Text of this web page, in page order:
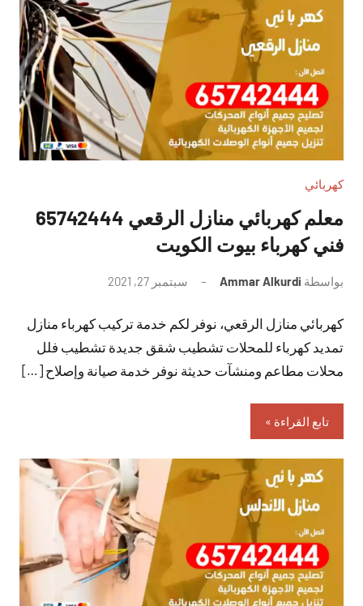
كهربائي
معلم كهربائي منازل الرقعي 65742444
فني كهرباء بيوت الكويت
بواسطة Ammar Alkurdi سبتمبر 27, 2021
تعليقات
كهربائي منازل الرقعي، نوفر لكم خدمة تركيب كهرباء منازل
تمديد كهرباء للمحلات تشطيب شقق جديدة تشطيب فلل
محلات مطاعم ومنشآت حديثة نوفر خدمة صيانة وإصلاح […]
تابع القراءة